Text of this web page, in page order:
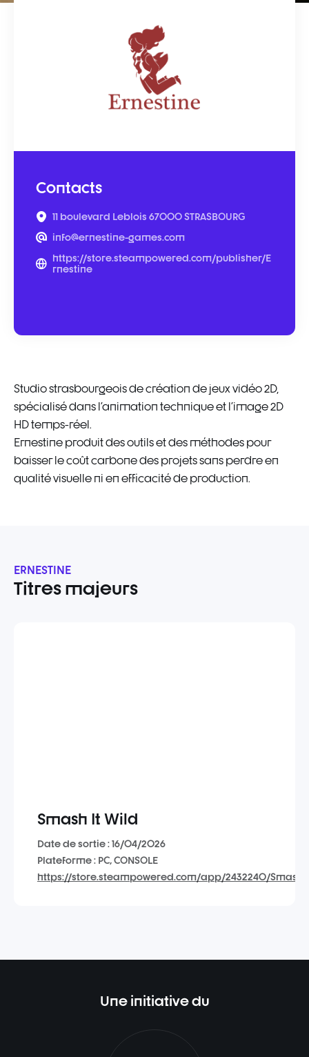
Contacts
11 boulevard Leblois 67000 STRASBOURG
info@ernestine-games.com
https://store.steampowered.com/publisher/E
rnestine
Studio strasbourgeois de création de jeux vidéo 2D,
spécialisé dans l'animation technique et l'image 2D
HD temps-réel.
Ernestine produit des outils et des méthodes pour
baisser le coût carbone des projets sans perdre en
qualité visuelle ni en efficacité de production.
ERNESTINE
Titres majeurs
Smash It Wild
Date de sortie : 16/04/2026
Plateforme : PC, CONSOLE
https://store.steampowered.com/app/2432240/
Une initiative du